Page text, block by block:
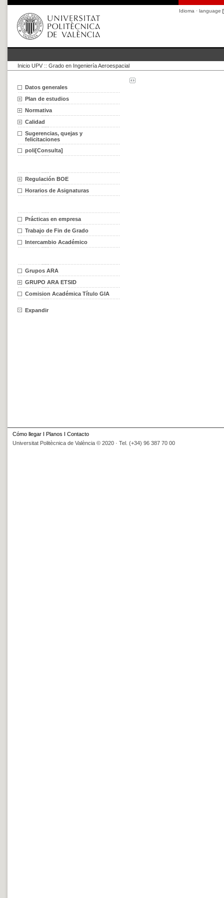
Idioma · language
Inicio UPV :: Grado en Ingeniería Aeroespacial
Datos generales
Plan de estudios
Normativa
Calidad
Sugerencias, quejas y
felicitaciones
poli[Consulta]
Regulación BOE
Horarios de Asignaturas
Prácticas en empresa
Trabajo de Fin de Grado
Intercambio Académico
Grupos ARA
GRUPO ARA ETSID
Comision Académica Título GIA
Expandir
Cómo llegar I Planos I Contacto
Universitat Politècnica de València © 2020 · Tel. (+34) 96 387 70 00